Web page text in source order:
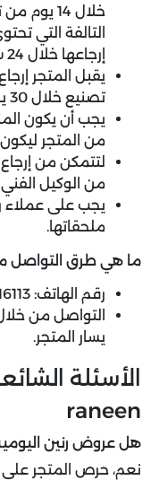
خلال 14
التالفة التي
إرجاعها خلال 24 ساعة من تاريخ الاستلام.
يقبل المتجر
تصنيع خلال 30 يوم من تاريخ إصدار فاتورة الشراء.
يجب أن يكون
من المتجر
لتتمكن من
من الوكيل
يجب على عملاء
ملحقاتها.
ما هي طرق التواصل
رقم الهاتف: 16113
التواصل من
يسار المتجر.
الأسئلة
raneen
هل عروض رنين
نعم، حرص المتجر على